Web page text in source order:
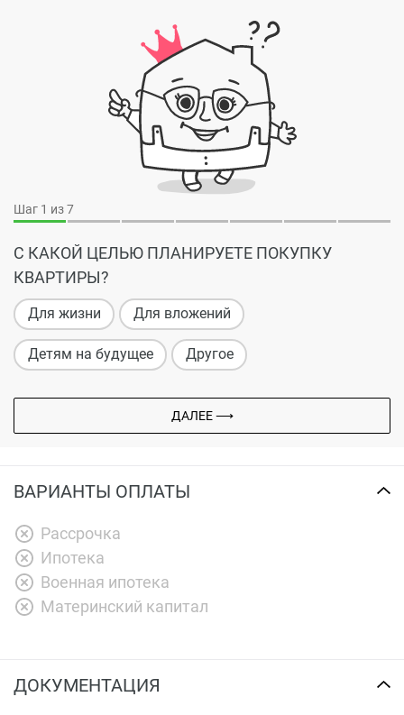
Шаг 1 из 7
С КАКОЙ ЦЕЛЬЮ ПЛАНИРУЕТЕ ПОКУПКУ
КВАРТИРЫ?
Для жизни Для вложений
Детям на будущее Другое
ДАЛЕЕ ⟶
ВАРИАНТЫ ОПЛАТЫ
Рассрочка
Ипотека
Военная ипотека
Материнский капитал
ДОКУМЕНТАЦИЯ